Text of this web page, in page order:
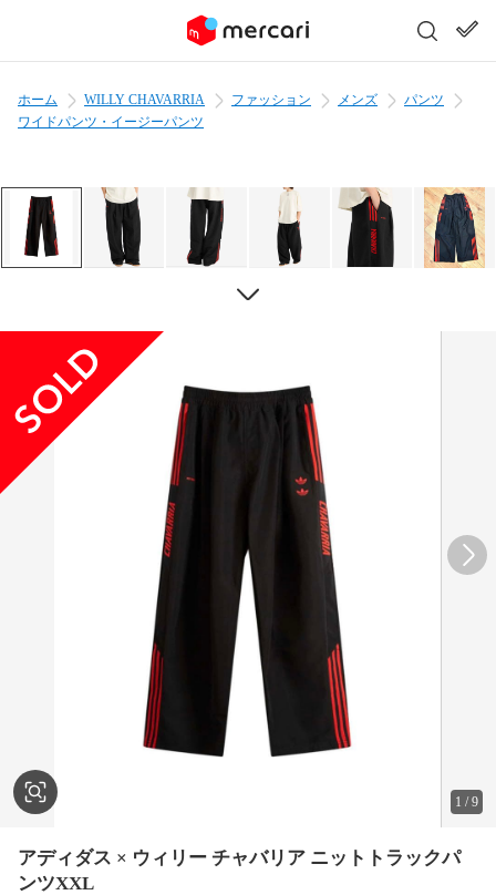
ホーム WILLY CHAVARRIA ファッション メンズ
パンツ
ワイドパンツ・イージーパンツ
1 /9
アディダス × ウィリー チャバリア ニットトラックパ
ンツXXL